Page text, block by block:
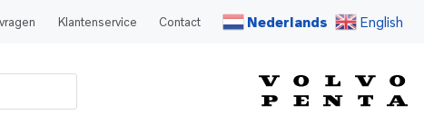
Klantenservice Contact Nederlands English